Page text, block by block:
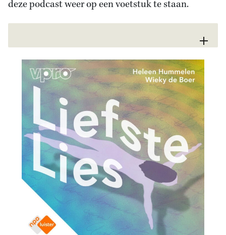
deze podcast weer op een voetstuk te staan.